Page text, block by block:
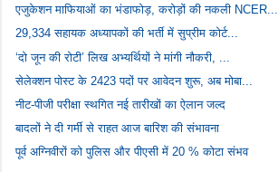
एजुकेशन माफियाओं का भंडाफोड़, करोड़ों की नकली NCER...
29,334 सहायक अध्यापकों की भर्ती में सुप्रीम कोर्ट...
‘दो जून की रोटी’ लिख अभ्यर्थियों ने मांगी नौकरी, ...
सेलेक्शन पोस्ट के 2423 पदों पर आवेदन शुरू, अब मोबा...
नीट-पीजी परीक्षा स्थगित नई तारीखों का ऐलान जल्द
बादलों ने दी गर्मी से राहत आज बारिश की संभावना
पूर्व अग्निवीरों को पुलिस और पीएसी में 20 % कोटा संभव